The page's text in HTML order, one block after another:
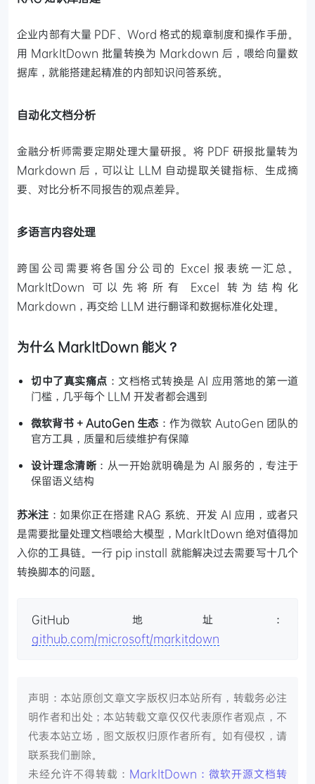
企业内部有大量 PDF、Word 格式的规章制度和操作手册。
用 MarkItDown 批量转换为 Markdown 后，喂给向量数
据库，就能搭建起精准的内部知识问答系统。
自动化文档分析
金融分析师需要定期处理大量研报。将 PDF 研报批量转为
Markdown 后，可以让 LLM 自动提取关键指标、生成摘
要、对比分析不同报告的观点差异。
多语言内容处理
跨国公司需要将各国分公司的 Excel 报表统一汇总。
MarkItDown 可以先将所有 Excel 转为结构化
Markdown，再交给 LLM 进行翻译和数据标准化处理。
为什么 MarkItDown 能火？
切中了真实痛点 ：文档格式转换是 AI 应用落地的第一道
门槛，几乎每个 LLM 开发者都会遇到
微软背书 + AutoGen 生态 ：作为微软 AutoGen 团队的
官方工具，质量和后续维护有保障
设计理念清晰 ：从一开始就明确是为 AI 服务的，专注于
保留语义结构
苏米注 ：如果你正在搭建 RAG 系统、开发 AI 应用，或者只
是需要批量处理文档喂给大模型，MarkItDown 绝对值得加
入你的工具链。一行 pip install 就能解决过去需要写十几个
转换脚本的问题。
GitHub 地址：
github.com/microsoft/markitdown
声明：本站原创文章文字版权归本站所有，转载务必注
明作者和出处；本站转载文章仅仅代表原作者观点，不
代表本站立场，图文版权归原作者所有。如有侵权，请
联系我们删除。
未经允许不得转载： MarkItDown：微软开源文档转